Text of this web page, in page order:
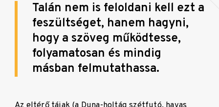
Talán nem is feloldani kell ezt a
feszültséget, hanem hagyni,
hogy a szöveg működtesse,
folyamatosan és mindig
másban felmutathassa.